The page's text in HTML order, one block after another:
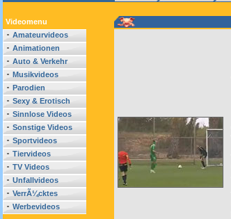
Videomenu
Amateurvideos
Animationen
Auto & Verkehr
Musikvideos
Parodien
Sexy & Erotisch
Sinnlose Videos
Sonstige Videos
Sportvideos
Tiervideos
TV Videos
Unfallvideos
VerrÃ¼cktes
Werbevideos